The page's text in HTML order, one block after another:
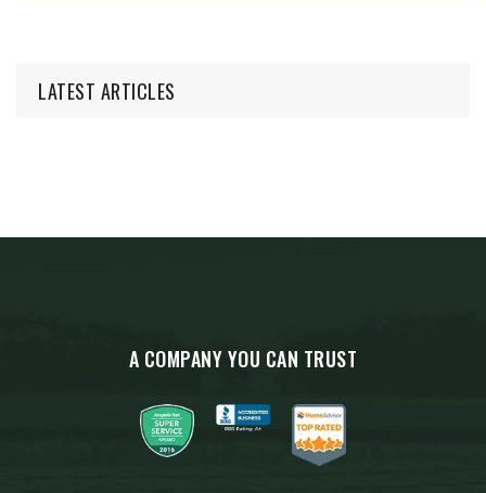
LATEST ARTICLES
A COMPANY YOU CAN TRUST